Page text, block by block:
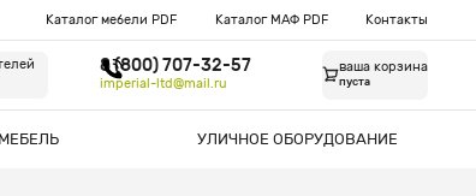
Каталог мебели PDF Каталог МАФ PDF Контакты
8 (800) 707-32-57
imperial-ltd@mail.ru
ваша корзина
пуста
УЛИЧНОЕ ОБОРУДОВАНИЕ